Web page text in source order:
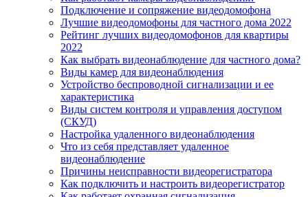
Подключение и сопряжение видеодомофона
Лучшие видеодомофоны для частного дома 2022
Рейтинг лучших видеодомофонов для квартиры
2022
Как выбрать видеонаблюдение для частного дома?
Виды камер для видеонаблюдения
Устройство беспроводной сигнализации и ее
характеристика
Виды систем контроля и управления доступом
(СКУД)
Настройка удаленного видеонаблюдения
Что из себя представляет удаленное
видеонаблюдение
Причины неисправности видеорегистратора
Как подключить и настроить видеорегистратор